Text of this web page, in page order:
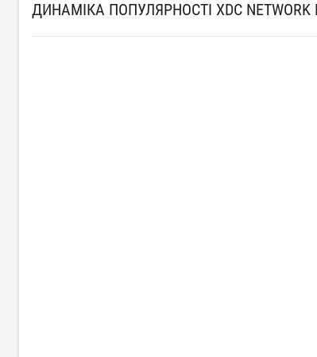
ДИНАМІКА ПОПУЛЯРНОСТІ XDC